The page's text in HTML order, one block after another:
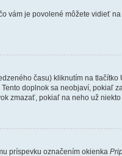
vám je povolené môžete vidieť
času) kliknutím na
doplnok sa neobjaví, pokiaľ
zmazať, pokiaľ na neho už
príspevku označením okienka